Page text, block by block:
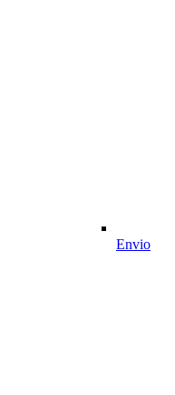
Envio